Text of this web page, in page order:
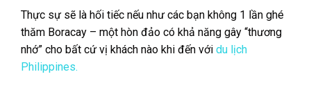
Thực sự sẽ là hối tiếc nếu như các bạn không 1 lần ghé
thăm Boracay – một hòn đảo có khả năng gây “thương
nhớ” cho bất cứ vị khách nào khi đến với du lịch
Philippines.